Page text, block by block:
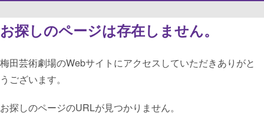
お探しのページは存在しません。
梅田芸術劇場のWebサイトにアクセスしていただきありがと
うございます。
お探しのページのURLが見つかりません。